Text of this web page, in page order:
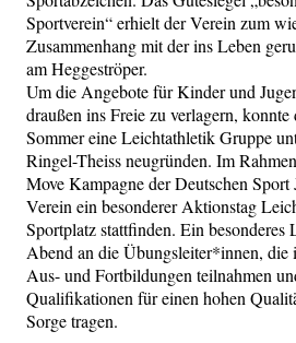
Sportverein“ erhielt der Verein zum
Zusammenhang mit der ins Leben
am Heggeströper.
Um die Angebote für Kinder und
draußen ins Freie zu verlagern,
Sommer eine Leichtathletik Gruppe
Ringel-Theiss neugründen. Im
Move Kampagne der Deutschen
Verein ein besonderer Aktionstag
Sportplatz stattfinden. Ein besonderes
Abend an die Übungsleiter*innen, die
Aus- und Fortbildungen teilnahmen
Qualifikationen für einen hohen
Sorge tragen.